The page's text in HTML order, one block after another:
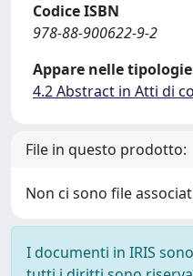
Codice ISBN
978-88-900622-9-2
Appare nelle
4.2 Abstract in Atti di
File in questo prodotto:
Non ci sono file
I documenti in IRIS